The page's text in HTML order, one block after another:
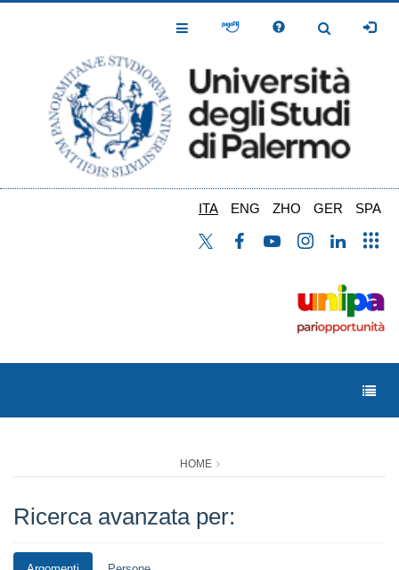
Toggle
Toggle
ITA ENG ZHO GER SPA
HOME
Ricerca avanzata per: